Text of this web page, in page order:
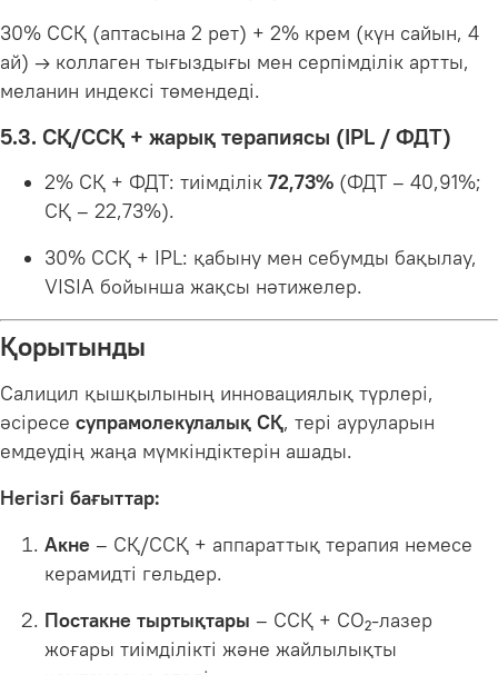
30% ССҚ (аптасына 2 рет) + 2% крем (күн сайын, 4
ай) → коллаген тығыздығы мен серпімділік артты,
меланин индексі төмендеді.
5.3. СҚ/ССҚ + жарық терапиясы (IPL / ФДТ)
2% СҚ + ФДТ: тиімділік 72,73% (ФДТ – 40,91%;
СҚ – 22,73%).
30% ССҚ + IPL: қабыну мен себумды бақылау,
VISIA бойынша жақсы нәтижелер.
Қорытынды
Салицил қышқылының инновациялық түрлері,
әсіресе супрамолекулалық СҚ, тері ауруларын
емдеудің жаңа мүмкіндіктерін ашады.
Негізгі бағыттар:
Акне – СҚ/ССҚ + аппараттық терапия немесе
керамидті гельдер.
Постакне тыртықтары – ССҚ + CO₂-лазер
жоғары тиімділікті және жайлылықты